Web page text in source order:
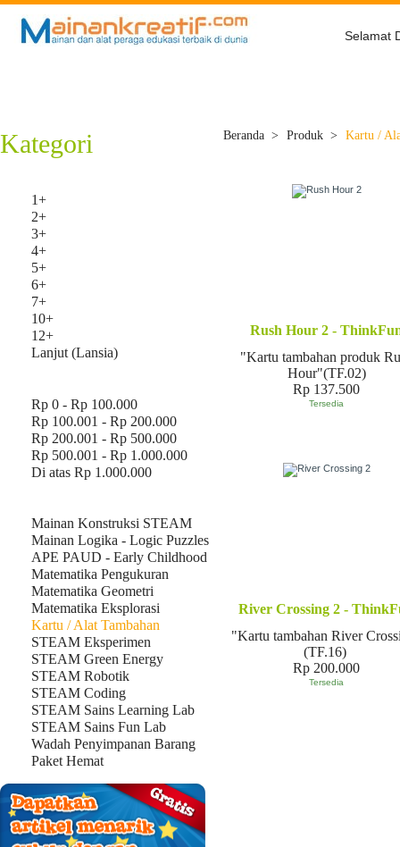
Selamat
Kategori
1+
2+
3+
4+
5+
6+
7+
10+
12+
Lanjut (Lansia)
Rp 0 - Rp 100.000
Rp 100.001 - Rp 200.000
Rp 200.001 - Rp 500.000
Rp 500.001 - Rp 1.000.000
Di atas Rp 1.000.000
Mainan Konstruksi STEAM
Mainan Logika - Logic Puzzles
APE PAUD - Early Childhood
Matematika Pengukuran
Matematika Geometri
Matematika Eksplorasi
Kartu / Alat Tambahan
STEAM Eksperimen
STEAM Green Energy
STEAM Robotik
STEAM Coding
STEAM Sains Learning Lab
STEAM Sains Fun Lab
Wadah Penyimpanan Barang
Paket Hemat
Beranda > Produk > Kartu /
Rush Hour 2 -
"Kartu tambahan produk
Hour"(TF.02)
Rp 137.500
Tersedia
River Crossing 2 -
"Kartu tambahan River
(TF.16)
Rp 200.000
Tersedia